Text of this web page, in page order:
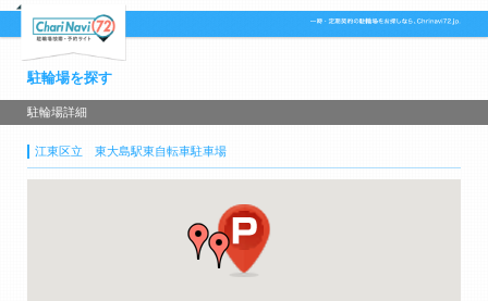
駐輪場を探す
駐輪場詳細
江東区立 東大島駅東自転車駐車場